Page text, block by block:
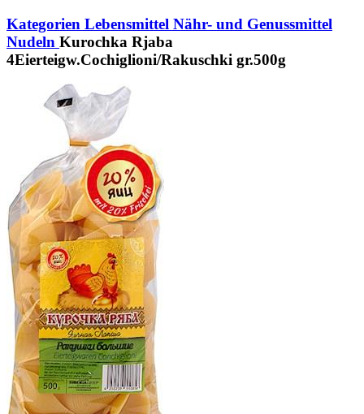
Kategorien Lebensmittel Nähr- und Genussmittel
Nudeln Kurochka Rjaba
4Eierteigw.Cochiglioni/Rakuschki gr.500g